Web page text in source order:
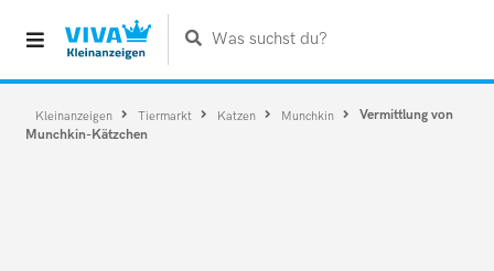
Was suchst du?
Kleinanzeigen Tiermarkt Katzen Munchkin
Vermittlung von
Munchkin-Kätzchen